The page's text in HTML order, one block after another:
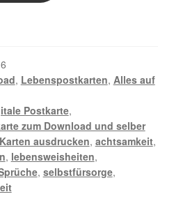
, Lebenspostkarten, Alles auf
Postkarte,
zum Download und selber
Karten ausdrucken, achtsamkeit,
, lebensweisheiten,
, selbstfürsorge,